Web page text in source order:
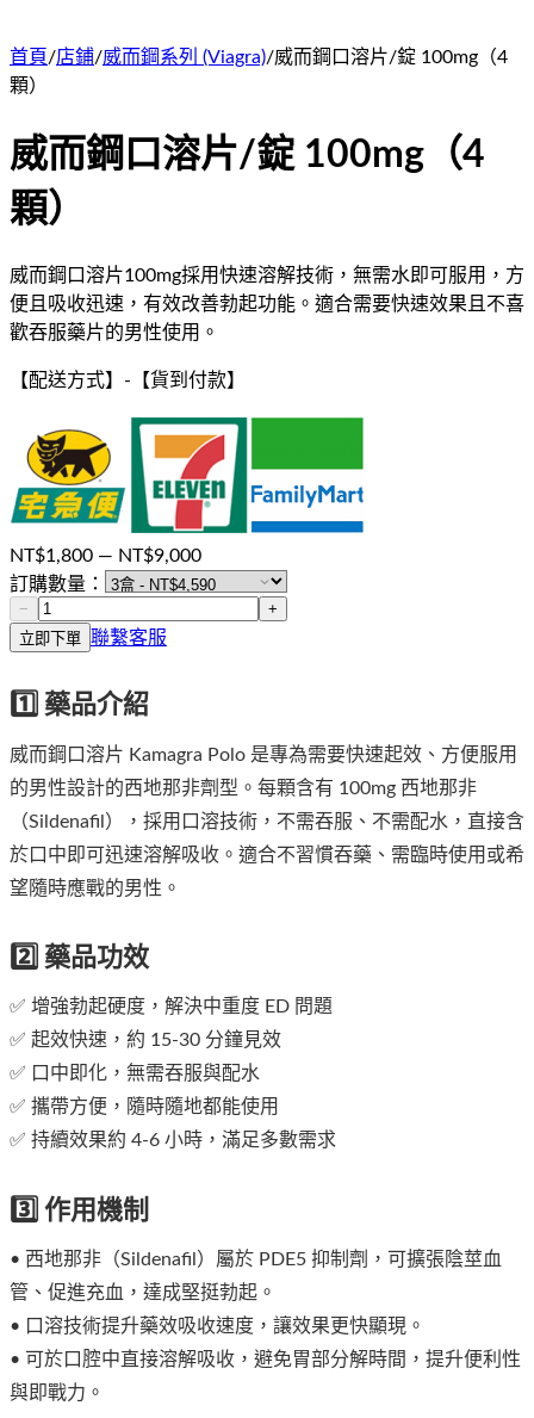
首頁/店鋪/威而鋼系列 (Viagra)/威而鋼口溶片/錠 100mg（4
顆）
威而鋼口溶片/錠 100mg（4
顆）
威而鋼口溶片100mg採用快速溶解技術，無需水即可服用，方
便且吸收迅速，有效改善勃起功能。適合需要快速效果且不喜
歡吞服藥片的男性使用。
【配送方式】 - 【貨到付款】
NT$1,800 — NT$9,000
訂購數量：
−
+
立即下單 聯繫客服
1️⃣ 藥品介紹
威而鋼口溶片 Kamagra Polo 是專為需要快速起效、方便服用
的男性設計的西地那非劑型。每顆含有 100mg 西地那非
（Sildenafil），採用口溶技術，不需吞服、不需配水，直接含
於口中即可迅速溶解吸收。適合不習慣吞藥、需臨時使用或希
望隨時應戰的男性。
2️⃣ 藥品功效
✅ 增強勃起硬度，解決中重度 ED 問題
✅ 起效快速，約 15-30 分鐘見效
✅ 口中即化，無需吞服與配水
✅ 攜帶方便，隨時隨地都能使用
✅ 持續效果約 4-6 小時，滿足多數需求
3️⃣ 作用機制
• 西地那非（Sildenafil）屬於 PDE5 抑制劑，可擴張陰莖血
管、促進充血，達成堅挺勃起。
• 口溶技術提升藥效吸收速度，讓效果更快顯現。
• 可於口腔中直接溶解吸收，避免胃部分解時間，提升便利性
與即戰力。